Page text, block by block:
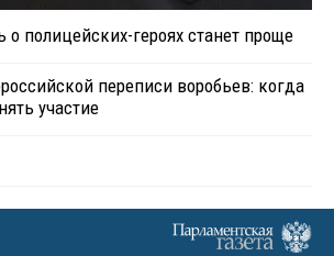
о полицейских-героях станет проще
переписи воробьев: когда
участие